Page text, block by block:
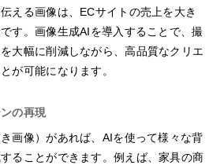
える画像は、ECサイトの売上を大き
す。画像生成AIを導入することで、撮
大幅に削減しながら、高品質なクリエ
が可能になります。
の再現
画像）があれば、AIを使って様々な背
ることができます。例えば、家具の商